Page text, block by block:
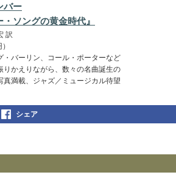
バー
ソングの黄金時代』
訳
・バーリン、コール・ポーターなど
かえりながら、数々の名曲誕生の
満載、ジャズ／ミュージカル待望
シェア